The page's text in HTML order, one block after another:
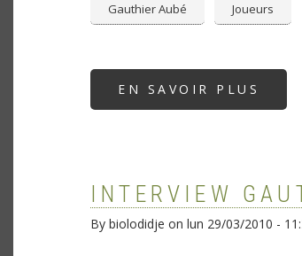
Gauthier Aubé Joueurs
EN SAVOIR PLUS
INTERVIEW
By biolodidje on lun 29/03/2010 -